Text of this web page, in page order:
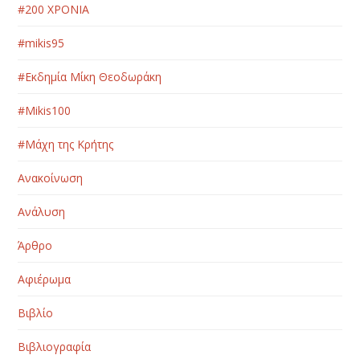
#200 ΧΡΟΝΙΑ
#mikis95
#Εκδημία Μίκη Θεοδωράκη
#Μikis100
#Μάχη της Κρήτης
Ανακοίνωση
Ανάλυση
Άρθρο
Αφιέρωμα
Βιβλίο
Βιβλιογραφία